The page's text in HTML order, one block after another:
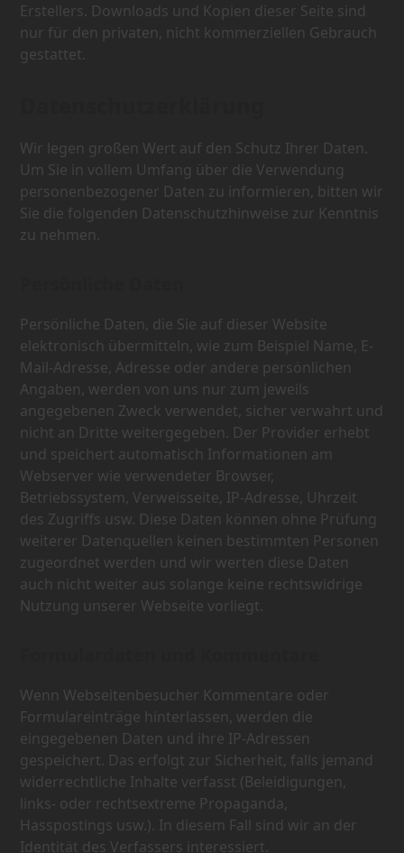
Erstellers. Downloads und Kopien dieser Seite sind
nur für den privaten, nicht kommerziellen Gebrauch
gestattet.
Wir legen großen Wert auf den Schutz Ihrer Daten.
Um Sie in vollem Umfang über die Verwendung
personenbezogener Daten zu informieren, bitten wir
Sie die folgenden Datenschutzhinweise zur Kenntnis
zu nehmen.
Persönliche Daten, die Sie auf dieser Website
elektronisch übermitteln, wie zum Beispiel Name, E-
Mail-Adresse, Adresse oder andere persönlichen
Angaben, werden von uns nur zum jeweils
angegebenen Zweck verwendet, sicher verwahrt und
nicht an Dritte weitergegeben. Der Provider erhebt
und speichert automatisch Informationen am
Webserver wie verwendeter Browser,
Betriebssystem, Verweisseite, IP-Adresse, Uhrzeit
des Zugriffs usw. Diese Daten können ohne Prüfung
weiterer Datenquellen keinen bestimmten Personen
zugeordnet werden und wir werten diese Daten
auch nicht weiter aus solange keine rechtswidrige
Nutzung unserer Webseite vorliegt.
Wenn Webseitenbesucher Kommentare oder
Formulareinträge hinterlassen, werden die
eingegebenen Daten und ihre IP-Adressen
gespeichert. Das erfolgt zur Sicherheit, falls jemand
widerrechtliche Inhalte verfasst (Beleidigungen,
links- oder rechtsextreme Propaganda,
Hasspostings usw.). In diesem Fall sind wir an der
Identität des Verfassers interessiert.